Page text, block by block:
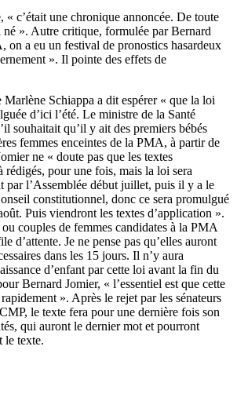
« c’était une chronique annoncée. De toute
né ». Autre critique, formulée par Bernard
on a eu un festival de pronostics hasardeux
». Il pointe des effets de
Schiappa a dit espérer « que la loi
d’ici l’été. Le ministre de la Santé
souhaitait qu’il y ait des premiers bébés
femmes enceintes de la PMA, à partir de
ne « doute pas que les textes
rédigés, pour une fois, mais la loi sera
par l’Assemblée début juillet, puis il y a le
constitutionnel, donc ce sera promulgué
Puis viendront les textes d’application ».
couples de femmes candidates à la PMA
d’attente. Je ne pense pas qu’elles auront
dans les 15 jours. Il n’y aura
d’enfant par cette loi avant la fin du
Bernard Jomier, « l’essentiel est que cette
». Après le rejet par les sénateurs
le texte fera pour une dernière fois son
qui auront le dernier mot et pourront
le texte.